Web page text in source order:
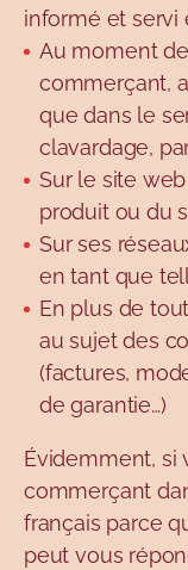
informé et servi
Au moment
commerçant,
que dans le
clavardage,
Sur le site
produit ou du
Sur ses
en tant que
En plus de
au sujet des
(factures,
de garantie…)
Évidemment, si
commerçant
français parce
peut vous